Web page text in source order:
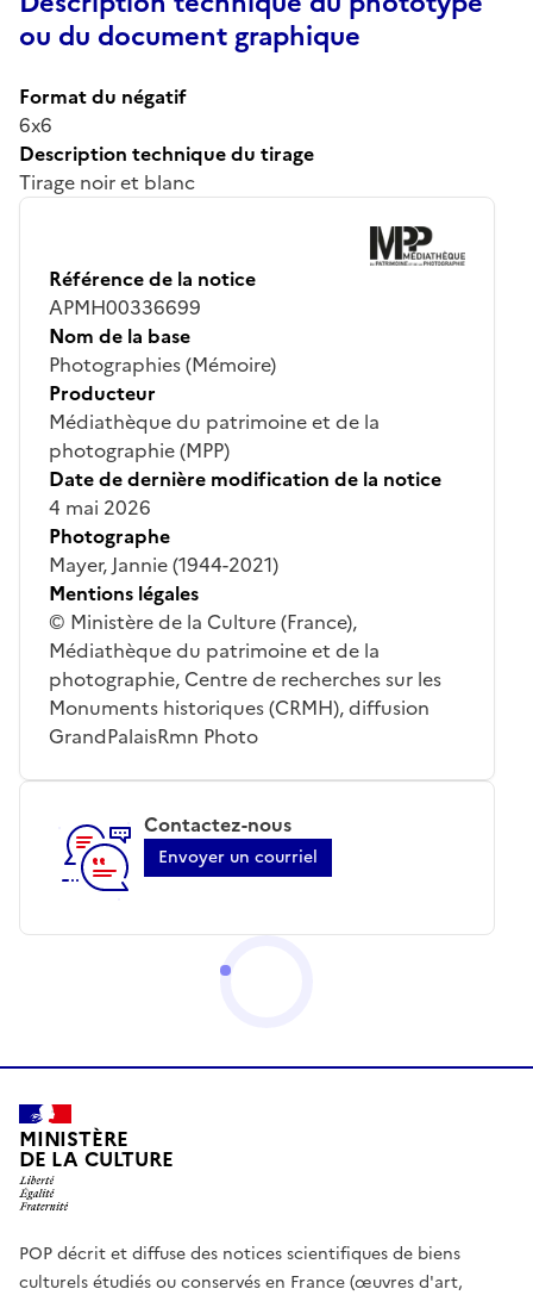
ou du document graphique
Format du négatif
6x6
Description technique du tirage
Tirage noir et blanc
Référence de la notice
APMH00336699
Nom de la base
Photographies (Mémoire)
Producteur
Médiathèque du patrimoine et de la
photographie (MPP)
Date de dernière modification de la notice
4 mai 2026
Photographe
Mayer, Jannie (1944-2021)
Mentions légales
© Ministère de la Culture (France),
Médiathèque du patrimoine et de la
photographie, Centre de recherches sur les
Monuments historiques (CRMH), diffusion
GrandPalaisRmn Photo
Contactez-nous
Envoyer un courriel
MINISTÈRE
DE LA CULTURE
POP décrit et diffuse des notices scientifiques de biens
culturels étudiés ou conservés en France (œuvres d'art,